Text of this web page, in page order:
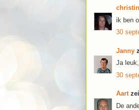
ik ben
30
Janny
Ja
30
Aartzei
De